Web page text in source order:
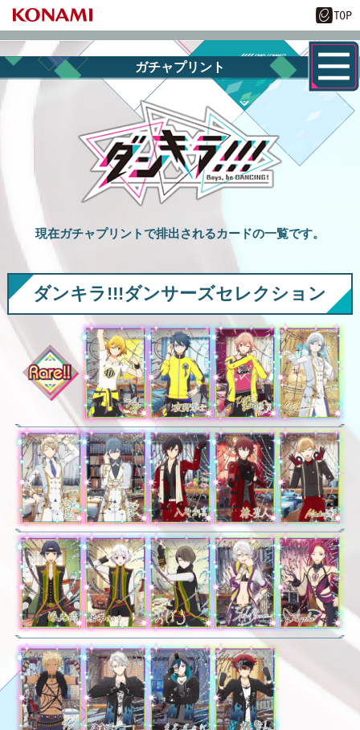
ガチャプリント
現在ガチャプリントで排出されるカードの一覧です。
ダンキラ!!!ダンサーズセレクション